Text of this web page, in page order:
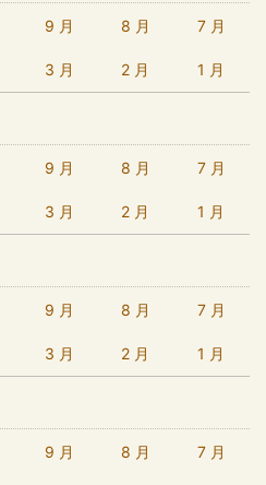
9 月 8 月 7 月
3 月 2 月 1 月
9 月 8 月 7 月
3 月 2 月 1 月
9 月 8 月 7 月
3 月 2 月 1 月
9 月 8 月 7 月